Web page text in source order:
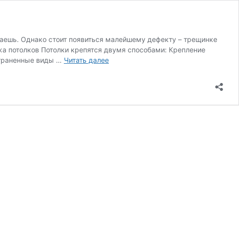
Однако стоит появиться малейшему дефекту – трещинке
потолков Потолки крепятся двумя способами: Крепление
виды … Читать далееВарианты